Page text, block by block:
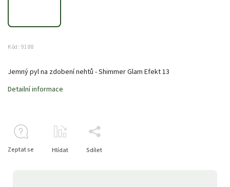
Kód: 9188
Jemný pyl na zdobení nehtů - Shimmer Glam Efekt 13
Detailní informace
Zeptat se Hlídat Sdílet